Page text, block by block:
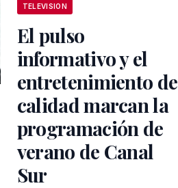
TELEVISION
El pulso
informativo y el
entretenimiento de
calidad marcan la
programación de
verano de Canal
Sur